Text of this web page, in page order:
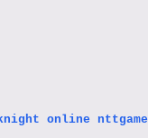
online nttgame